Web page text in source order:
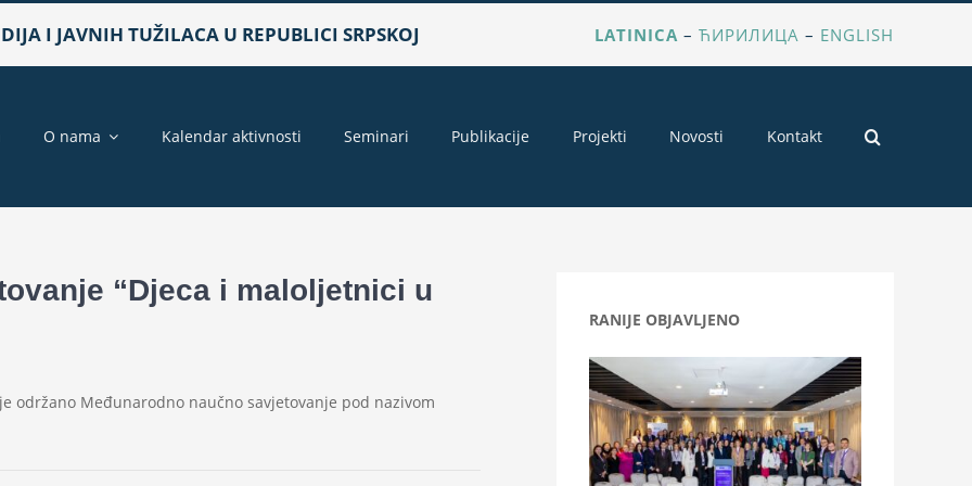
I JAVNIH TUŽILACA U REPUBLICI SRPSKOJ LATINICA –ЋИРИЛИЦА – ENGLISH
O nama Kalendar aktivnosti Seminari Publikacije Projekti Novosti Kontakt
“Djeca i maloljetnici u
održano Međunarodno naučno savjetovanje pod nazivom
RANIJE OBJAVLJENO